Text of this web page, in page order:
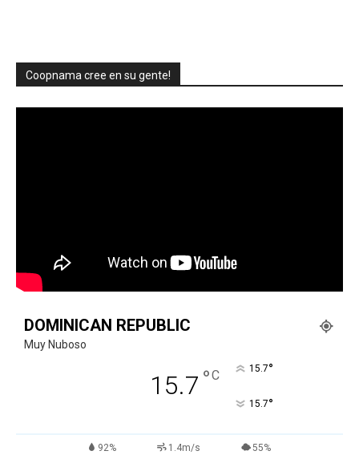
Coopnama cree en su gente!
DOMINICAN REPUBLIC
Muy Nuboso
15.7 °C 15.7°
15.7°
92% 1.4m/s 55%